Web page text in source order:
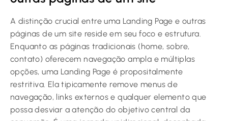
A distinção crucial entre uma Landing Page e outras
páginas de um site reside em seu foco e estrutura.
Enquanto as páginas tradicionais (home, sobre,
contato) oferecem navegação ampla e múltiplas
opções, uma Landing Page é propositalmente
restritiva. Ela tipicamente remove menus de
navegação, links externos e qualquer elemento que
possa desviar a atenção do objetivo central da